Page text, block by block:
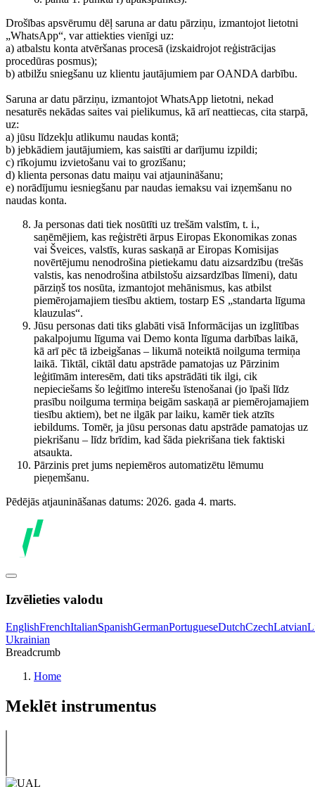
Drošības apsvērumu dēļ saruna ar datu pārziņu, izmantojot lietotni
„WhatsApp“, var attiekties vienīgi uz:
a) atbalstu konta atvēršanas procesā (izskaidrojot reģistrācijas
procedūras posmus);
b) atbilžu sniegšanu uz klientu jautājumiem par OANDA darbību.
Saruna ar datu pārziņu, izmantojot WhatsApp lietotni, nekad
nesaturēs nekādas saites vai pielikumus, kā arī neattiecas, cita starpā,
uz:
a) jūsu līdzekļu atlikumu naudas kontā;
b) jebkādiem jautājumiem, kas saistīti ar darījumu izpildi;
c) rīkojumu izvietošanu vai to grozīšanu;
d) klienta personas datu maiņu vai atjaunināšanu;
e) norādījumu iesniegšanu par naudas iemaksu vai izņemšanu no
naudas konta.
Ja personas dati tiek nosūtīti uz trešām valstīm, t. i.,
saņēmējiem, kas reģistrēti ārpus Eiropas Ekonomikas zonas
vai Šveices, valstīs, kuras saskaņā ar Eiropas Komisijas
novērtējumu nenodrošina pietiekamu datu aizsardzību (trešās
valstis, kas nenodrošina atbilstošu aizsardzības līmeni), datu
pārziņš tos nosūta, izmantojot mehānismus, kas atbilst
piemērojamajiem tiesību aktiem, tostarp ES „standarta līguma
klauzulas“.
Jūsu personas dati tiks glabāti visā Informācijas un izglītības
pakalpojumu līguma vai Demo konta līguma darbības laikā,
kā arī pēc tā izbeigšanas – likumā noteiktā noilguma termiņa
laikā. Tiktāl, ciktāl datu apstrāde pamatojas uz Pārzinim
leģitīmām interesēm, dati tiks apstrādāti tik ilgi, cik
nepieciešams šo leģitīmo interešu īstenošanai (jo īpaši līdz
prasību noilguma termiņa beigām saskaņā ar piemērojamajiem
tiesību aktiem), bet ne ilgāk par laiku, kamēr tiek atzīts
iebildums. Tomēr, ja jūsu personas datu apstrāde pamatojas uz
piekrišanu – līdz brīdim, kad šāda piekrišana tiek faktiski
atsaukta.
Pārzinis pret jums nepiemēros automatizētu lēmumu
pieņemšanu.
Pēdējās atjaunināšanas datums: 2026. gada 4. marts.
Izvēlieties valodu
EnglishFrenchItalianSpanishGermanPortugueseDutchCzechLatvian
Ukrainian
Breadcrumb
Home
Meklēt instrumentus